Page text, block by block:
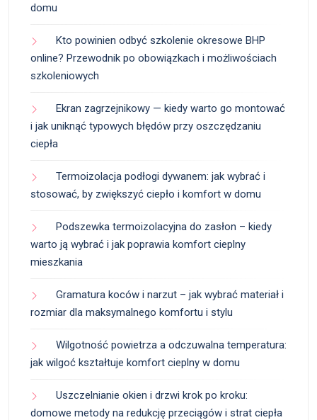
domu
Kto powinien odbyć szkolenie okresowe BHP
online? Przewodnik po obowiązkach i możliwościach
szkoleniowych
Ekran zagrzejnikowy — kiedy warto go montować
i jak uniknąć typowych błędów przy oszczędzaniu
ciepła
Termoizolacja podłogi dywanem: jak wybrać i
stosować, by zwiększyć ciepło i komfort w domu
Podszewka termoizolacyjna do zasłon – kiedy
warto ją wybrać i jak poprawia komfort cieplny
mieszkania
Gramatura koców i narzut – jak wybrać materiał i
rozmiar dla maksymalnego komfortu i stylu
Wilgotność powietrza a odczuwalna temperatura:
jak wilgoć kształtuje komfort cieplny w domu
Uszczelnianie okien i drzwi krok po kroku:
domowe metody na redukcję przeciągów i strat ciepła